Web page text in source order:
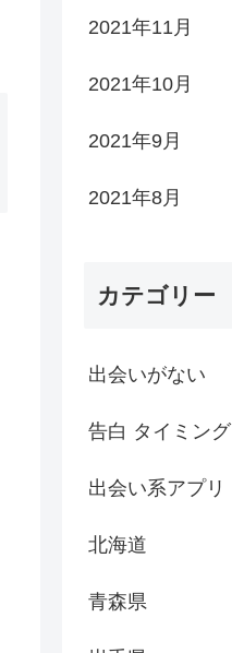
2021年11月
2021年10月
2021年9月
2021年8月
カテゴリー
出会いがない
告白 タイミング
出会い系アプリ
北海道
青森県